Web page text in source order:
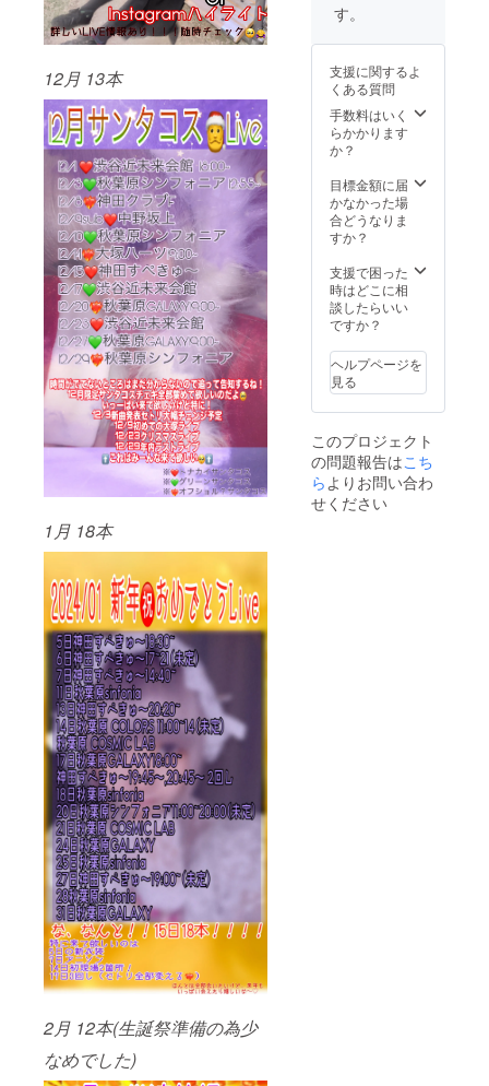
12月 13本
1月 18本
2月 12本(生誕祭準備の為少
なめでした)
定の方
ご招待
で
すっ！
す。
支援に関するよ
くある質問
手数料はいく
らかかります
か？
目標金額に届
かなかった場
合どうなりま
すか？
支援で困った
時はどこに相
談したらいい
ですか？
ヘルプページを
見る
このプロジェクト
の問題報告はこち
ら よりお問い合わ
せください